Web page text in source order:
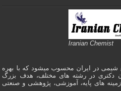
Iranian Chemist
شیمی در ایران محسوب میشود که با بهره
دکتری در رشته های مختلف، هدف بزرگ
های پایه، آموزشی، پژوهشی و صنعتی